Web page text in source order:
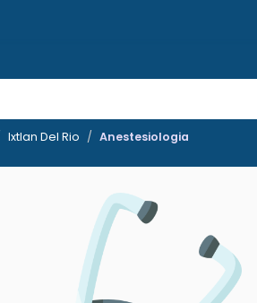
Ixtlan Del Rio Anestesiologia